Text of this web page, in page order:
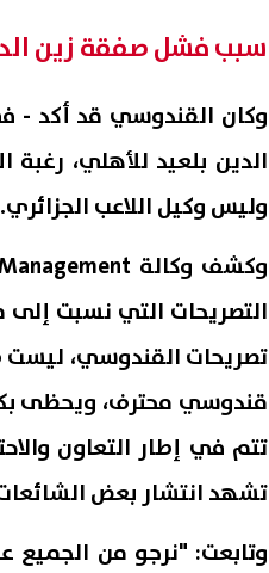
سبب فشل صفقة زين
وكان القندوسي قد أكد -
الدين بلعيد للأهلي،
وليس وكيل اللاعب الجزائري.
التصريحات التي نسبت
تصريحات القندوسي، ليست
قندوسي محترف، ويحظى
تتم في إطار التعاون
تشهد انتشار بعض
وتابعت: "نرجو من الجميع